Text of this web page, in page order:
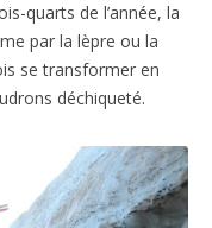
quarts de l’année, la
par la lèpre ou la
se transformer en
déchiqueté.